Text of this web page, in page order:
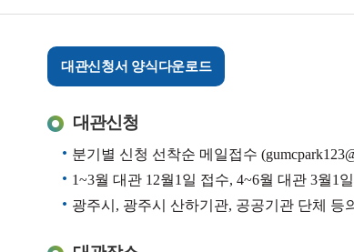
대관신청서 양식다운로드
대관신청
분기별 신청 선착순 메일접수
1~3월 대관 12월1일 접수, 4~6월 대관 3월1
광주시, 광주시 산하기관, 공공기관 단체 등